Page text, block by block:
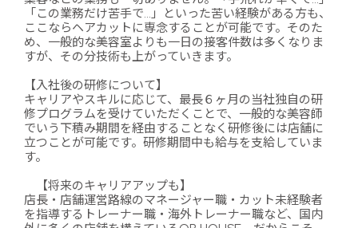
「この業務だけ苦手で…」といった苦い経験がある方も、
ここならヘアカットに専念することが可能です。そのた
め、一般的な美容室よりも一日の接客件数は多くなりま
すが、その分技術も上がっていきます。
【入社後の研修について】
キャリアやスキルに応じて、最長６ヶ月の当社独自の研
修プログラムを受けていただくことで、一般的な美容師
でいう下積み期間を経由することなく研修後には店舗に
立つことが可能です。研修期間中も給与を支給していま
す。
【将来のキャリアアップも】
店長・店舗運営路線のマネージャー職・カット未経験者
を指導するトレーナー職・海外トレーナー職など、国内